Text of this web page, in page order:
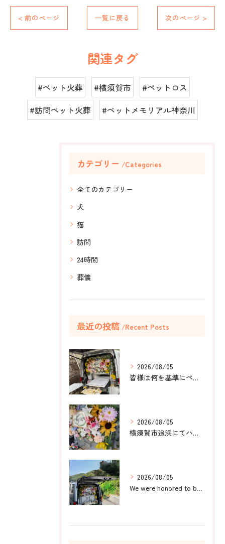
< 前のページ 一覧に戻る 次のページ >
関連タグ
#ペット火葬 #横須賀市
#ペットロス
#訪問ペット火葬
#ペットメモリアル神奈川
カテゴリー Categories
全てのカテゴリー
犬
猫
訪問
24時間
葬儀
最近の投稿 Recent Posts
2026/08/05
皆様は何を基準にペット葬儀社を選びますか？
2026/08/05
横須賀市追浜にてハムスターのみかんちゃんのペット火葬のお手伝...
2026/08/05
We were honored to be by your ...